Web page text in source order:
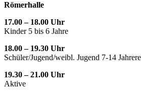
Römerhalle
17.00 – 18.00 Uhr
Kinder 5 bis 6 Jahre
18.00 – 19.30 Uhr
Schüler/Jugend/weibl. Jugend 7-14 Jahrere
19.30 – 21.00 Uhr
Aktive